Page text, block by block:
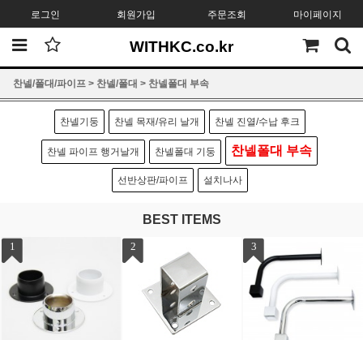
로그인 회원가입 주문조회 마이페이지
WITHKC.co.kr
찬넬/폴대/파이프 > 찬넬/폴대 > 찬넬폴대 부속
찬넬기둥 찬넬 목재/유리 날개 찬넬 진열/수납 후크
찬넬 파이프 행거날개 찬넬폴대 기둥 찬넬폴대 부속
선반상판/파이프 설치나사
BEST ITEMS
1 2 3